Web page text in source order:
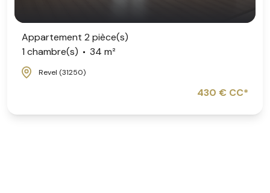
Appartement 2 pièce(s)
1 chambre(s)
34 m²
Revel (31250)
430 € CC*